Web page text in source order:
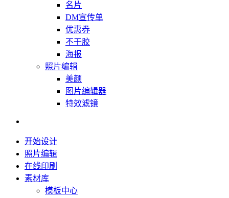
名片
DM宣传单
优惠券
不干胶
海报
照片编辑
美颜
图片编辑器
特效滤镜
开始设计
照片编辑
在线印刷
素材库
模板中心